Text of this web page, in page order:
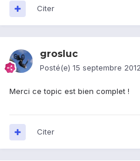
Citer
grosluc
Posté(e) 15 septembre 2012
Merci ce topic est bien complet !
Citer